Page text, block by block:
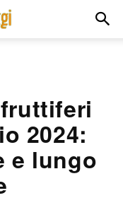
2024:
e lungo